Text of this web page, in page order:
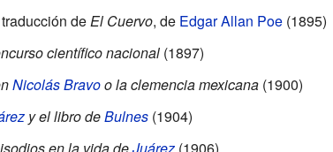
deEl Cuervo, de Edgar Allan Poe(1895)
científico nacional(1897)
Nicolás Bravoo la clemencia mexicana(1900)
y el libro deBulnes(1904)